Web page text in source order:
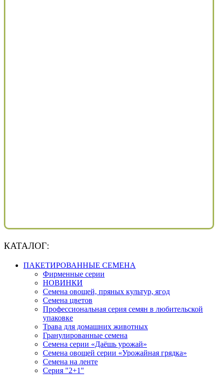
КАТАЛОГ:
ПАКЕТИРОВАННЫЕ СЕМЕНА
Фирменные серии
НОВИНКИ
Семена овощей, пряных культур, ягод
Семена цветов
Профессиональная серия семян в любительской
упаковке
Трава для домашних животных
Гранулированные семена
Семена серии «Даёшь урожай»
Семена овощей серии «Урожайная грядка»
Семена на ленте
Серия "2+1"